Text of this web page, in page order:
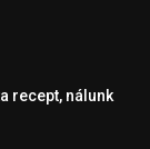
recept, nálunk